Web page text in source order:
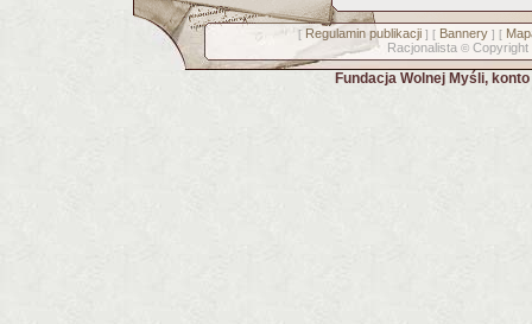
[ Regulamin publikacji] [ Bannery] [
Racjonalista © Copyright
Fundacja Wolnej Myśli,